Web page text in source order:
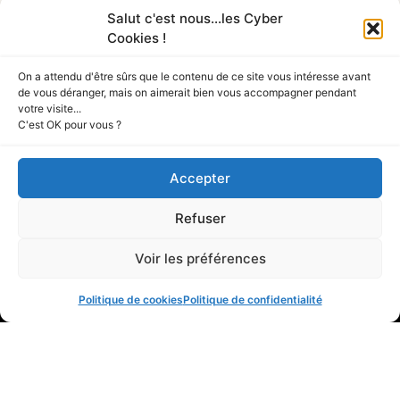
Salut c'est nous...les Cyber
Cookies !
On a attendu d'être sûrs que le contenu de ce site vous intéresse avant
de vous déranger, mais on aimerait bien vous accompagner pendant
votre visite...
C'est OK pour vous ?
Accepter
Refuser
Voir les préférences
Politique de cookiesPolitique de confidentialité
vacanciers réservent parfois dans l’urgence, se
fréquentes.
stabiliser ce chaos en ouvrant un canal de dialogue
sécurisé avec les attaquants.